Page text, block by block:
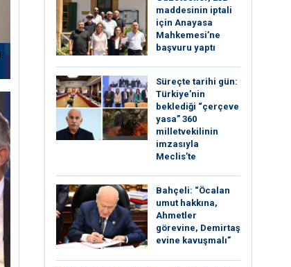
maddesinin iptali
için Anayasa
Mahkemesi’ne
başvuru yaptı
Süreçte tarihi gün:
Türkiye’nin
beklediği “çerçeve
yasa” 360
milletvekilinin
imzasıyla
Meclis’te
Bahçeli: “Öcalan
umut hakkına,
Ahmetler
görevine, Demirtaş
evine kavuşmalı”